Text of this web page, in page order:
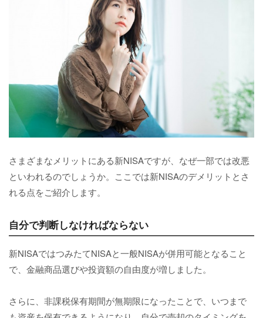
さまざまなメリットにある新NISAですが、なぜ一部では改悪
といわれるのでしょうか。ここでは新NISAのデメリットとさ
れる点をご紹介します。
自分で判断しなければならない
新NISAではつみたてNISAと一般NISAが併用可能となること
で、金融商品選びや投資額の自由度が増しました。
さらに、非課税保有期間が無期限になったことで、いつまで